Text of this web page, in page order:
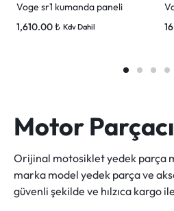
Voge sr1 kumanda paneli
1,610.00₺ Kdv Dahil
Motor
Orijinal motosiklet yedek parça
marka model yedek parça ve
güvenli şekilde ve hılzıca kargo